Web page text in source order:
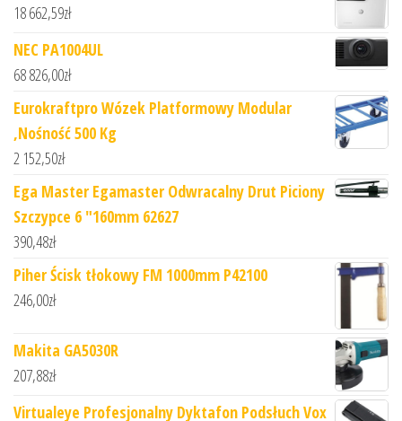
18 662,59zł
NEC PA1004UL
68 826,00zł
Eurokraftpro Wózek Platformowy Modular
,Nośność 500 Kg
2 152,50zł
Ega Master Egamaster Odwracalny Drut Piciony
Szczypce 6 "160mm 62627
390,48zł
Piher Ścisk tłokowy FM 1000mm P42100
246,00zł
Makita GA5030R
207,88zł
Virtualeye Profesjonalny Dyktafon Podsłuch Vox